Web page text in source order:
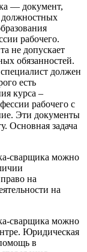
— документ,
рабочего.
не допускает
обязанностей.
должен
есть
курса –
рабочего с
Эти документы
Основная задача
сварщика можно
на
на
сварщика можно
Юридическая
в